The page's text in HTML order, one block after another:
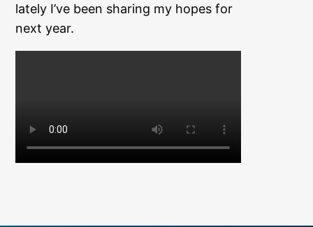
lately I’ve been sharing my hopes for
next year.